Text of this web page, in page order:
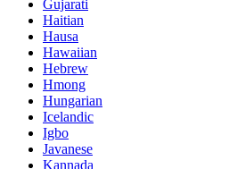
Gujarati
Haitian
Hausa
Hawaiian
Hebrew
Hmong
Hungarian
Icelandic
Igbo
Javanese
Kannada